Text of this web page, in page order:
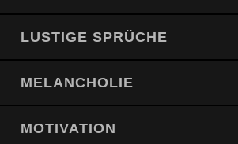
LUSTIGE SPRÜCHE
MELANCHOLIE
MOTIVATION